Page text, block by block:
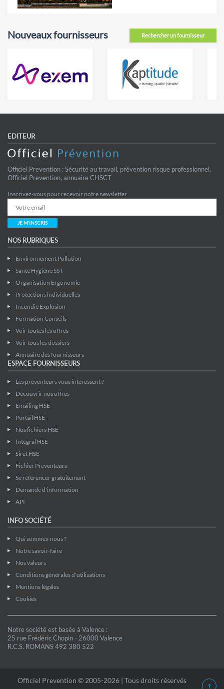
Rechercher un fournisseur
Nouveaux fournisseurs
EDITEUR
Officiel Prevention : Sécurité au travail, prévention risque professionnel.
Officiel Prevention, annuaire CHSCT
Inscrivez-vous pour recevoir notre newsletter
JE M'INSCRIS
NOS RUBRIQUES
Environnement Pollution
Santé Hygiène SST
Organisation Ergonomie
Protections individuelles
Incendie Explosion
Formation Conseils
Voir toutes les offres
Voir tous les dossiers
Annuaire des fournisseurs
ESPACE FOURNISSEURS
Les préventeurs vous intéressent ?
Découvrir nos offres
Emailing HSE
Portail HSE
Nos fichiers HSE
Intégral HSE
Siret HSE
Fichier Preventeurs
Se référencer gratuitement
Demande d'information
API
INFO SOCIÉTÉ
Qui sommes-nous ?
Notre savoir-faire
Nos valeurs
Conditions générales d'utilisations
Mentions légales
Cookies
Notre société est basée à Valence :
25 rue Frédéric Chopin - 26000 Valence
R.C.S. ROMANS 492 380 522
Officiel Prevention © 2005-2026 | Tous droits réservés